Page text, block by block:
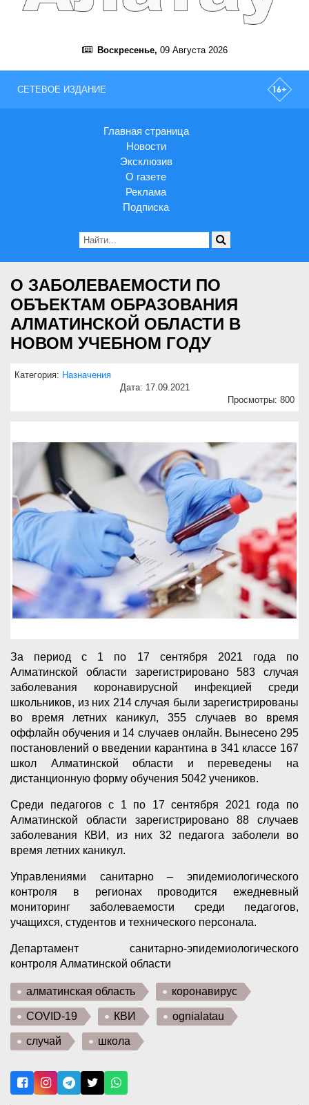
Воскресенье, 09 Августа 2026
СЕТЕВОЕ ИЗДАНИЕ
Главная страница
Новости
Эксклюзив
О газете
Реклама
Подписка
О ЗАБОЛЕВАЕМОСТИ ПО
ОБЪЕКТАМ ОБРАЗОВАНИЯ
АЛМАТИНСКОЙ ОБЛАСТИ В
НОВОМ УЧЕБНОМ ГОДУ
Категория: Назначения
Дата: 17.09.2021
Просмотры: 800
За период с 1 по 17 сентября 2021 года по
Алматинской области зарегистрировано 583 случая
заболевания коронавирусной инфекцией среди
школьников, из них 214 случая были зарегистрированы
во время летних каникул, 355 случаев во время
оффлайн обучения и 14 случаев онлайн. Вынесено 295
постановлений о введении карантина в 341 классе 167
школ Алматинской области и переведены на
дистанционную форму обучения 5042 учеников.
Среди педагогов с 1 по 17 сентября 2021 года по
Алматинской области зарегистрировано 88 случаев
заболевания КВИ, из них 32 педагога заболели во
время летних каникул.
Управлениями санитарно – эпидемиологического
контроля в регионах проводится ежедневный
мониторинг заболеваемости среди педагогов,
учащихся, студентов и технического персонала.
Департамент санитарно-эпидемиологического
контроля Алматинской области
алматинская область коронавирус
COVID-19 КВИ ognialatau
случай школа